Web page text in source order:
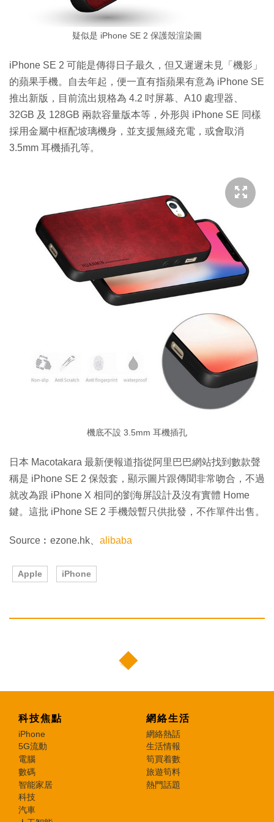
疑似是 iPhone SE 2 保護殼渲染圖
iPhone SE 2 可能是傳得日子最久，但又遲遲未見「機影」
的蘋果手機。自去年起，便一直有指蘋果有意為 iPhone SE
推出新版，目前流出規格為 4.2 吋屏幕、A10 處理器、
32GB 及 128GB 兩款容量版本等，外形與 iPhone SE 同樣
採用金屬中框配坡璃機身，並支援無綫充電，或會取消
3.5mm 耳機插孔等。
機底不設 3.5mm 耳機插孔
日本 Macotakara 最新便報道指從阿里巴巴網站找到數款聲
稱是 iPhone SE 2 保殼套，顯示圖片跟傳聞非常吻合，不過
就改為跟 iPhone X 相同的劉海屏設計及沒有實體 Home
鍵。這批 iPhone SE 2 手機殼暫只供批發，不作單件出售。
Source︰ezone.hk、 alibaba
Apple iPhone
科技焦點
iPhone
5G流動
電腦
數碼
智能家居
科技
汽車
網絡生活
網絡熱話
生活情報
筍買着數
旅遊筍料
熱門話題